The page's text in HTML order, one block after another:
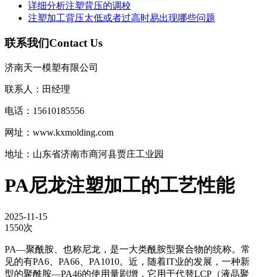
详细分析注塑背压的调校
注塑加工背压太低或者过高时易出现哪些问题
联系我们Contact Us
济南天一模塑有限公司
联系人：田经理
电话：15610185556
网址：www.kxmolding.com
地址：山东省济南市商河县贾庄工业园
PA尼龙注塑加工的工艺性能
2025-11-15
1550次
PA—聚酰胺、也称尼龙，是一大类酰胺型聚合物的统称。常
见的有PA6、PA66、PA1010。近，随着IT业的发展，一种新
型的聚酰胺—PA46的使用量剧增，它用于代替LCP（液晶聚